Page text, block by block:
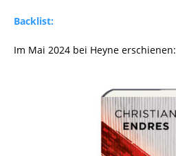
Backlist:
Im Mai 2024 bei Heyne erschienen: